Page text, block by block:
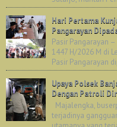
Hari Pertama
Pangarayan
Pasir Pangarayan
1447 H/2026 M di
Pasir Pangarayan
Upaya Polsek
Dengan Patroli
Majalengka,
terjadinya